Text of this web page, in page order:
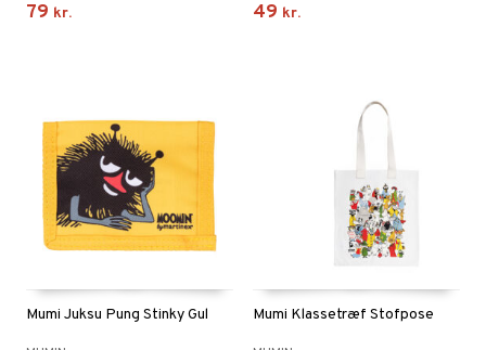
79 kr. 49 kr.
Mumi Juksu Pung Stinky Gul Mumi Klassetræf Stofpose